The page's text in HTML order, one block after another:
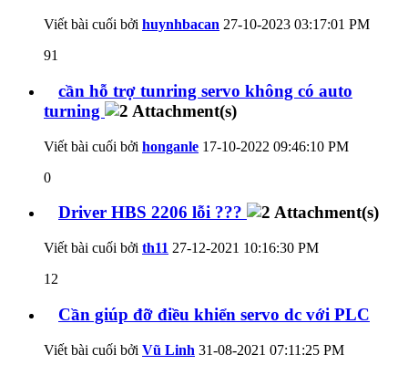
Viết bài cuối bởi huynhbacan 27-10-2023 03:17:01 PM
91
cần hỗ trợ tunring servo không có auto
turning
Viết bài cuối bởi honganle 17-10-2022 09:46:10 PM
0
Driver HBS 2206 lỗi ???
Viết bài cuối bởi th11 27-12-2021 10:16:30 PM
12
Cần giúp đỡ điều khiển servo dc với PLC
Viết bài cuối bởi Vũ Linh 31-08-2021 07:11:25 PM